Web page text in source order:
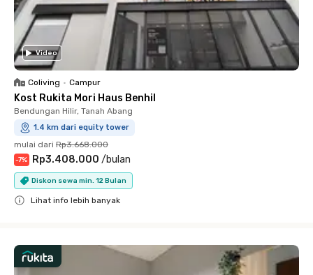
Video
Coliving • Campur
Kost Rukita Mori Haus Benhil
Bendungan Hilir, Tanah Abang
1.4 km dari equity tower
mulai dari Rp3.668.000
-7% Rp3.408.000 /bulan
Diskon sewa min. 12 Bulan
Lihat info lebih banyak